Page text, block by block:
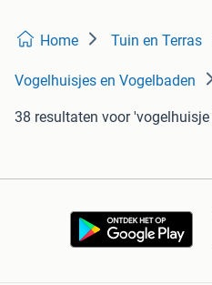
Home Tuin en Terras
Vogelhuisjes en Vogelbaden
38 resultaten voor